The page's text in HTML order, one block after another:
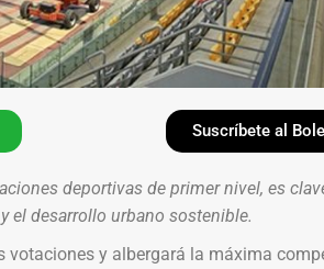
Suscríbete al
deportivas de primer nivel, es
el desarrollo urbano sostenible.
votaciones y albergará la máxima